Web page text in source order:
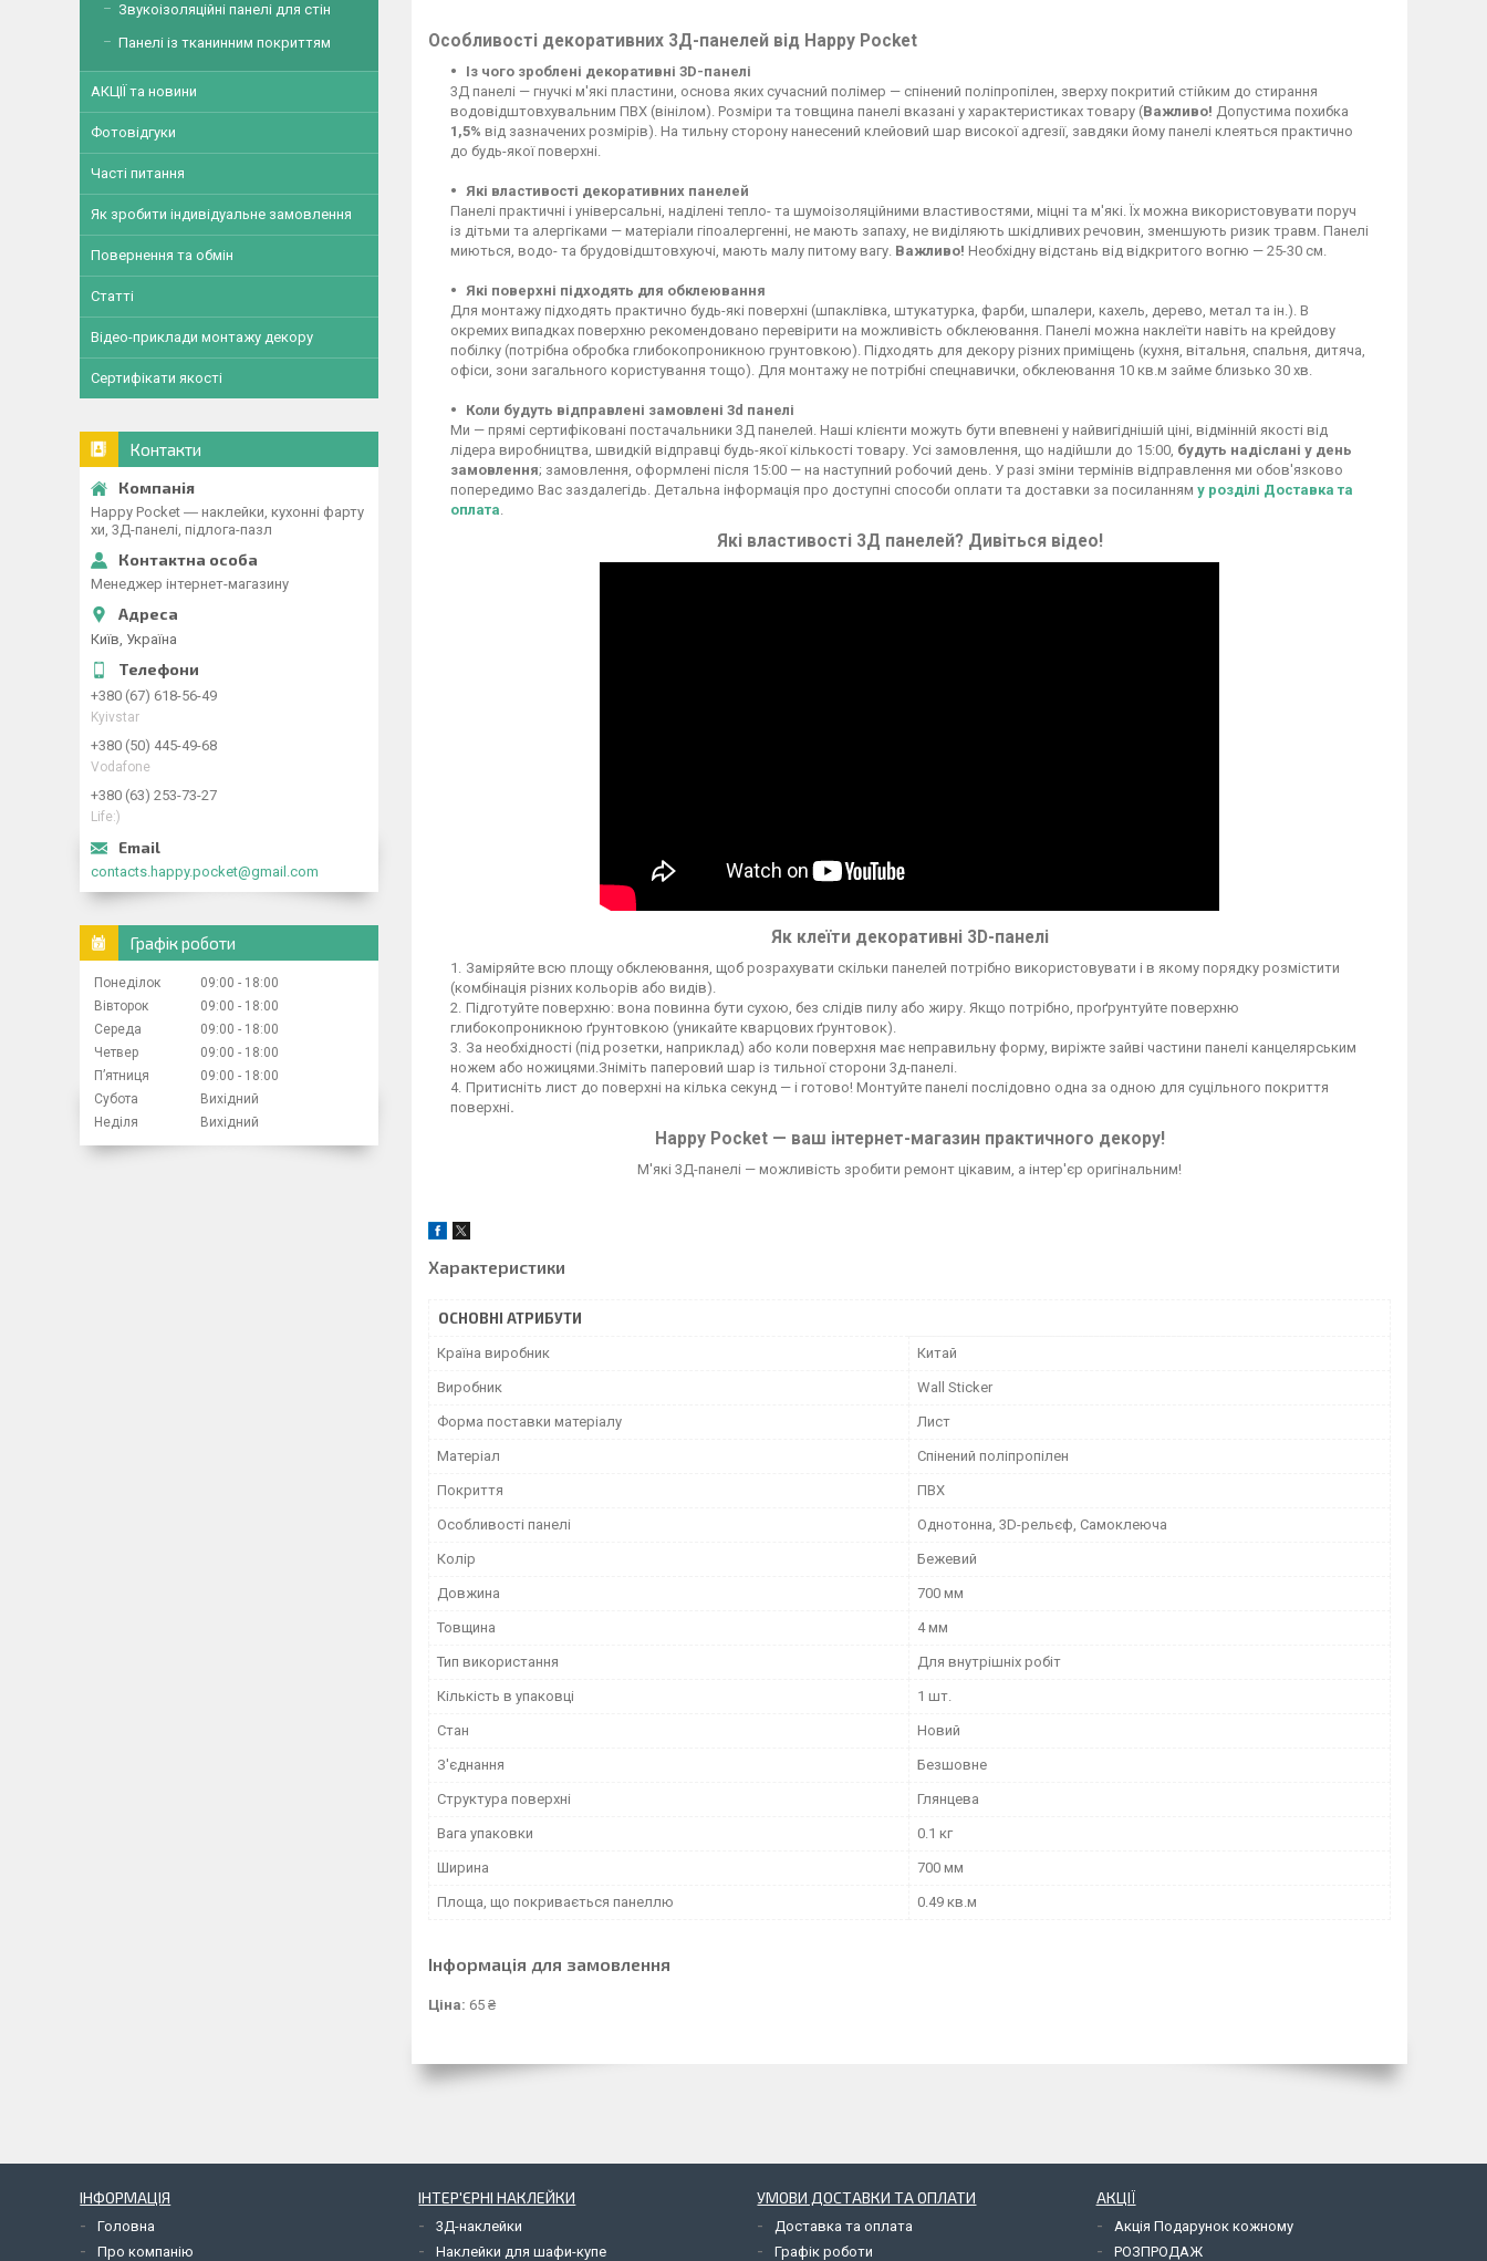
Особливості декоративних 3Д-панелей від Happy Pocket
Із чого зроблені декоративні 3D-панелі
3Д панелі — гнучкі м'які пластини, основа яких сучасний полімер — спінений поліпропілен, зверху покритий стійким до стирання
водовідштовхувальним ПВХ (вінілом). Розміри та товщина панелі вказані у характеристиках товару (Важливо! Допустима похибка
1,5% від зазначених розмірів). На тильну сторону нанесений клейовий шар високої адгезії, завдяки йому панелі клеяться практично
до будь-якої поверхні.
Які властивості декоративних панелей
Панелі практичні і універсальні, наділені тепло- та шумоізоляційними властивостями, міцні та м'які. Їх можна використовувати поруч
із дітьми та алергіками — матеріали гіпоалергенні, не мають запаху, не виділяють шкідливих речовин, зменшують ризик травм. Панелі
миються, водо- та брудовідштовхуючі, мають малу питому вагу. Важливо! Необхідну відстань від відкритого вогню — 25-30 см.
Які поверхні підходять для обклеювання
Для монтажу підходять практично будь-які поверхні (шпаклівка, штукатурка, фарби, шпалери, кахель, дерево, метал та ін.). В
окремих випадках поверхню рекомендовано перевірити на можливість обклеювання. Панелі можна наклеїти навіть на крейдову
побілку (потрібна обробка глибокопроникною грунтовкою). Підходять для декору різних приміщень (кухня, вітальня, спальня, дитяча,
офіси, зони загального користування тощо). Для монтажу не потрібні спецнавички, обклеювання 10 кв.м займе близько 30 хв.
Коли будуть відправлені замовлені 3d панелі
Ми — прямі сертифіковані постачальники 3Д панелей. Наші клієнти можуть бути впевнені у найвигіднішій ціні, відмінній якості від
лідера виробництва, швидкій відправці будь-якої кількості товару. Усі замовлення, що надійшли до 15:00, будуть надіслані у день
замовлення; замовлення, оформлені після 15:00 — на наступний робочий день. У разі зміни термінів відправлення ми обов'язково
попередимо Вас заздалегідь. Детальна інформація про доступні способи оплати та доставки за посиланням у розділі Доставка та
оплата
Які властивості 3Д панелей? Дивіться відео!
Як клеїти декоративні 3D-панелі
Заміряйте всю площу обклеювання, щоб розрахувати скільки панелей потрібно використовувати і в якому порядку розмістити
(комбінація різних кольорів або видів).
Підготуйте поверхню: вона повинна бути сухою, без слідів пилу або жиру. Якщо потрібно, проґрунтуйте поверхню
глибокопроникною ґрунтовкою (уникайте кварцових ґрунтовок).
За необхідності (під розетки, наприклад) або коли поверхня має неправильну форму, виріжте зайві частини панелі канцелярським
ножем або ножицями.Зніміть паперовий шар із тильної сторони 3д-панелі.
Притисніть лист до поверхні на кілька секунд — і готово! Монтуйте панелі послідовно одна за одною для суцільного покриття
поверхні.
Happy Pocket — ваш інтернет-магазин практичного декору!
М'які 3Д-панелі — можливість зробити ремонт цікавим, а інтер'єр оригінальним!
Характеристики
ОСНОВНІ АТРИБУТИ
Країна виробник Китай
Виробник Wall Sticker
Форма поставки матеріалу Лист
Матеріал Спінений поліпропілен
Покриття ПВХ
Особливості панелі Однотонна, 3D-рельєф, Самоклеюча
Колір Бежевий
Довжина 700 мм
Товщина 4 мм
Тип використання Для внутрішніх робіт
Кількість в упаковці 1 шт.
Стан Новий
З'єднання Безшовне
Структура поверхні Глянцева
Вага упаковки 0.1 кг
Ширина 700 мм
Площа, що покривається панеллю 0.49 кв.м
Інформація для замовлення
Ціна: 65 ₴
Звукоізоляційні панелі для стін
Панелі із тканинним покриттям
АКЦІЇ та новини
Фотовідгуки
Часті питання
Як зробити індивідуальне замовлення
Повернення та обмін
Статті
Відео-приклади монтажу декору
Сертифікати якості
Контакти
Happy Pocket ― наклейки, кухонні фарту
хи, 3Д-панелі, підлога-пазл
Менеджер інтернет-магазину
Київ, Україна
+380 (67) 618-56-49
Kyivstar
+380 (50) 445-49-68
Vodafone
+380 (63) 253-73-27
Life:)
contacts.happy.pocket@gmail.com
Графік роботи
Понеділок 09:00
18:00
Вівторок
09:00
18:00
Середа
09:00
18:00
Четвер
09:00
18:00
Пʼятниця
09:00
18:00
Субота
Вихідний
Неділя
Вихідний
ІНФОРМАЦІЯ
Головна
Про компанію
ІНТЕР'ЄРНІ НАКЛЕЙКИ
3Д-наклейки
Наклейки для шафи-купе
УМОВИ ДОСТАВКИ ТА ОПЛАТИ
Доставка та оплата
Графік роботи
АКЦІЇ
Акція Подарунок кожному
РОЗПРОДАЖ